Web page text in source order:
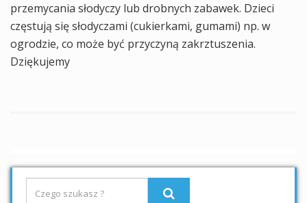
przemycania słodyczy lub drobnych zabawek. Dzieci
częstują się słodyczami (cukierkami, gumami) np. w
ogrodzie, co może być przyczyną zakrztuszenia.
Dziękujemy